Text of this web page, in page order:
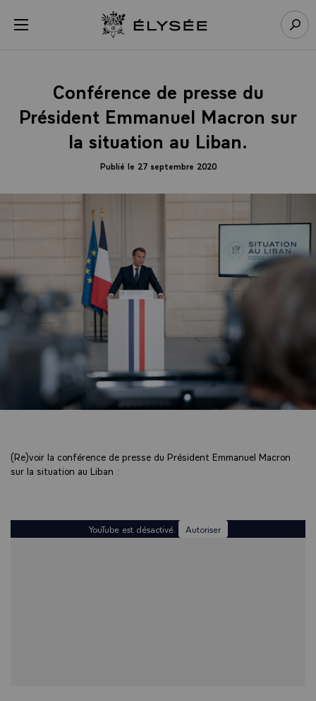
menu Retour à l’accueil Élysée
Conférence de presse du
Président Emmanuel Macron sur
la situation au Liban.
Publié le 27 septembre 2020
(Re)voir la conférence de presse du Président Emmanuel Macron
sur la situation au Liban :
YouTube est désactivé. Autoriser
Panneau de gestion des cookies